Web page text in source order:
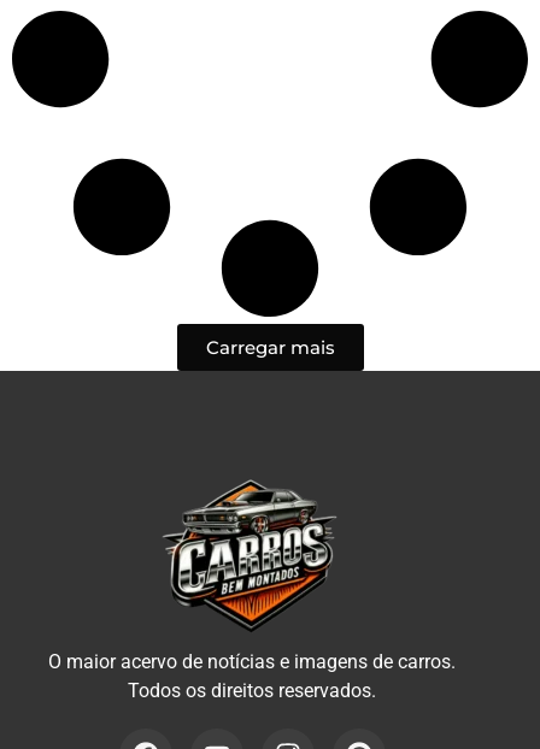
Carregar mais
O maior acervo de notícias e imagens de carros.
Todos os direitos reservados.